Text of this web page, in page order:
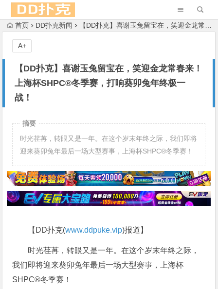
首页 DD扑克新闻 【DD扑克】喜谢玉兔留宝在，笑迎金龙常春来！上海杯SHPC®冬季赛，打响葵卯兔年终极一战！
【DD扑克】喜谢玉兔留宝在，笑迎金龙常春来！
上海杯SHPC®冬季赛，打响葵卯兔年终极一
战！
A+
摘要
时光荏苒，转眼又是一年。在这个岁末年终之际，我们即将
迎来葵卯兔年最后一场大型赛事，上海杯SHPC®冬季赛！
【DD扑克(www.ddpuke.vip)报道】
时光荏苒，转眼又是一年。在这个岁末年终之际，
我们即将迎来葵卯兔年最后一场大型赛事，上海杯
SHPC®冬季赛！